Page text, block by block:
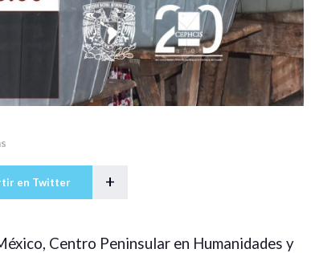
en Twitter +
Centro Peninsular en Humanidades y